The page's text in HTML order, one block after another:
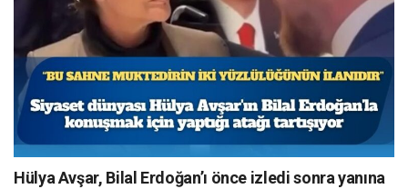
Hülya Avşar, Bilal Erdoğan’ı önce izledi sonra yanına